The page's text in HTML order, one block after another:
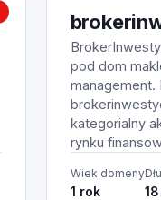
pod dom
management.
kategorialny
rynku
Wiek domeny
1 rok